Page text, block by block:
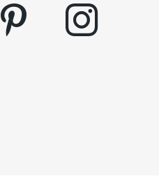
pinterest instagram